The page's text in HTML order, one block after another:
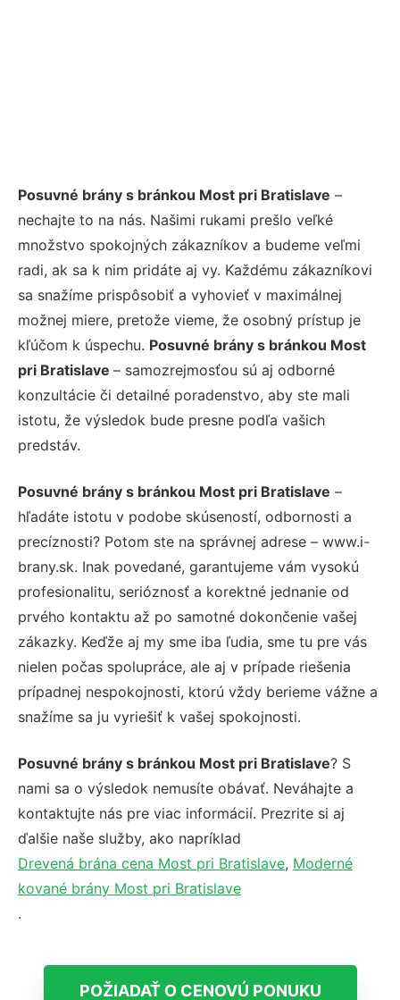
Posuvné brány s bránkou Most pri Bratislave –
nechajte to na nás. Našimi rukami prešlo veľké
množstvo spokojných zákazníkov a budeme veľmi
radi, ak sa k nim pridáte aj vy. Každému zákazníkovi
sa snažíme prispôsobiť a vyhovieť v maximálnej
možnej miere, pretože vieme, že osobný prístup je
kľúčom k úspechu. Posuvné brány s bránkou Most
pri Bratislave – samozrejmosťou sú aj odborné
konzultácie či detailné poradenstvo, aby ste mali
istotu, že výsledok bude presne podľa vašich
predstáv.
Posuvné brány s bránkou Most pri Bratislave –
hľadáte istotu v podobe skúseností, odbornosti a
precíznosti? Potom ste na správnej adrese – www.i-
brany.sk. Inak povedané, garantujeme vám vysokú
profesionalitu, serióznosť a korektné jednanie od
prvého kontaktu až po samotné dokončenie vašej
zákazky. Keďže aj my sme iba ľudia, sme tu pre vás
nielen počas spolupráce, ale aj v prípade riešenia
prípadnej nespokojnosti, ktorú vždy berieme vážne a
snažíme sa ju vyriešiť k vašej spokojnosti.
Posuvné brány s bránkou Most pri Bratislave? S
nami sa o výsledok nemusíte obávať. Neváhajte a
kontaktujte nás pre viac informácií. Prezrite si aj
ďalšie naše služby, ako napríklad
Drevená brána cena Most pri Bratislave, Moderné
kované brány Most pri Bratislave
.
POŽIADAŤ O CENOVÚ PONUKU